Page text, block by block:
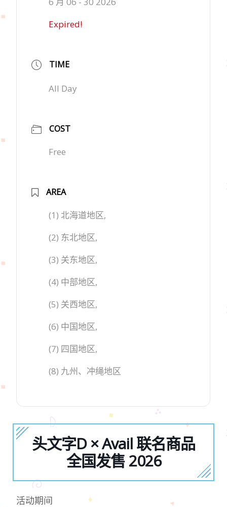
Expired!
TIME
All Day
COST
Free
AREA
(1) 北海道地区,
(2) 东北地区,
(3) 关东地区,
(4) 中部地区,
(5) 关西地区,
(6) 中国地区,
(7) 四国地区,
(8) 九州、冲绳地区
头文字D × Avail 联名商品
全国发售 2026
活动期间